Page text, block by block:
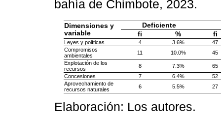
bahía de Chimbote, 2023.
Dimensiones y
variable
Deficiente
fi
% fi
Leyes y políticas 4 3.6%
47
Compromisos
ambientales
11 10.0%
45
Explotación de los
recursos
8 7.3%
65
Concesiones
7 6.4%
52
Aprovechamiento de
recursos naturales
6 5.5% 27
Elaboración: Los autores.